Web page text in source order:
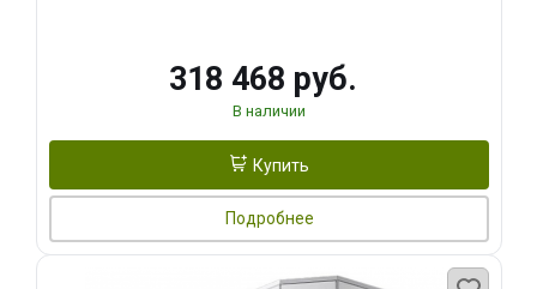
318 468 руб.
В наличии
Купить
Подробнее